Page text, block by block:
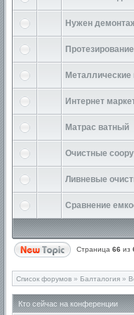
Нужен
Металлические
Интернет
Матрас ватный
Очистные
Ливневые
Сравнение
Страница 66 из
Список форумов » Балталогия »
Кто сейчас на конференции